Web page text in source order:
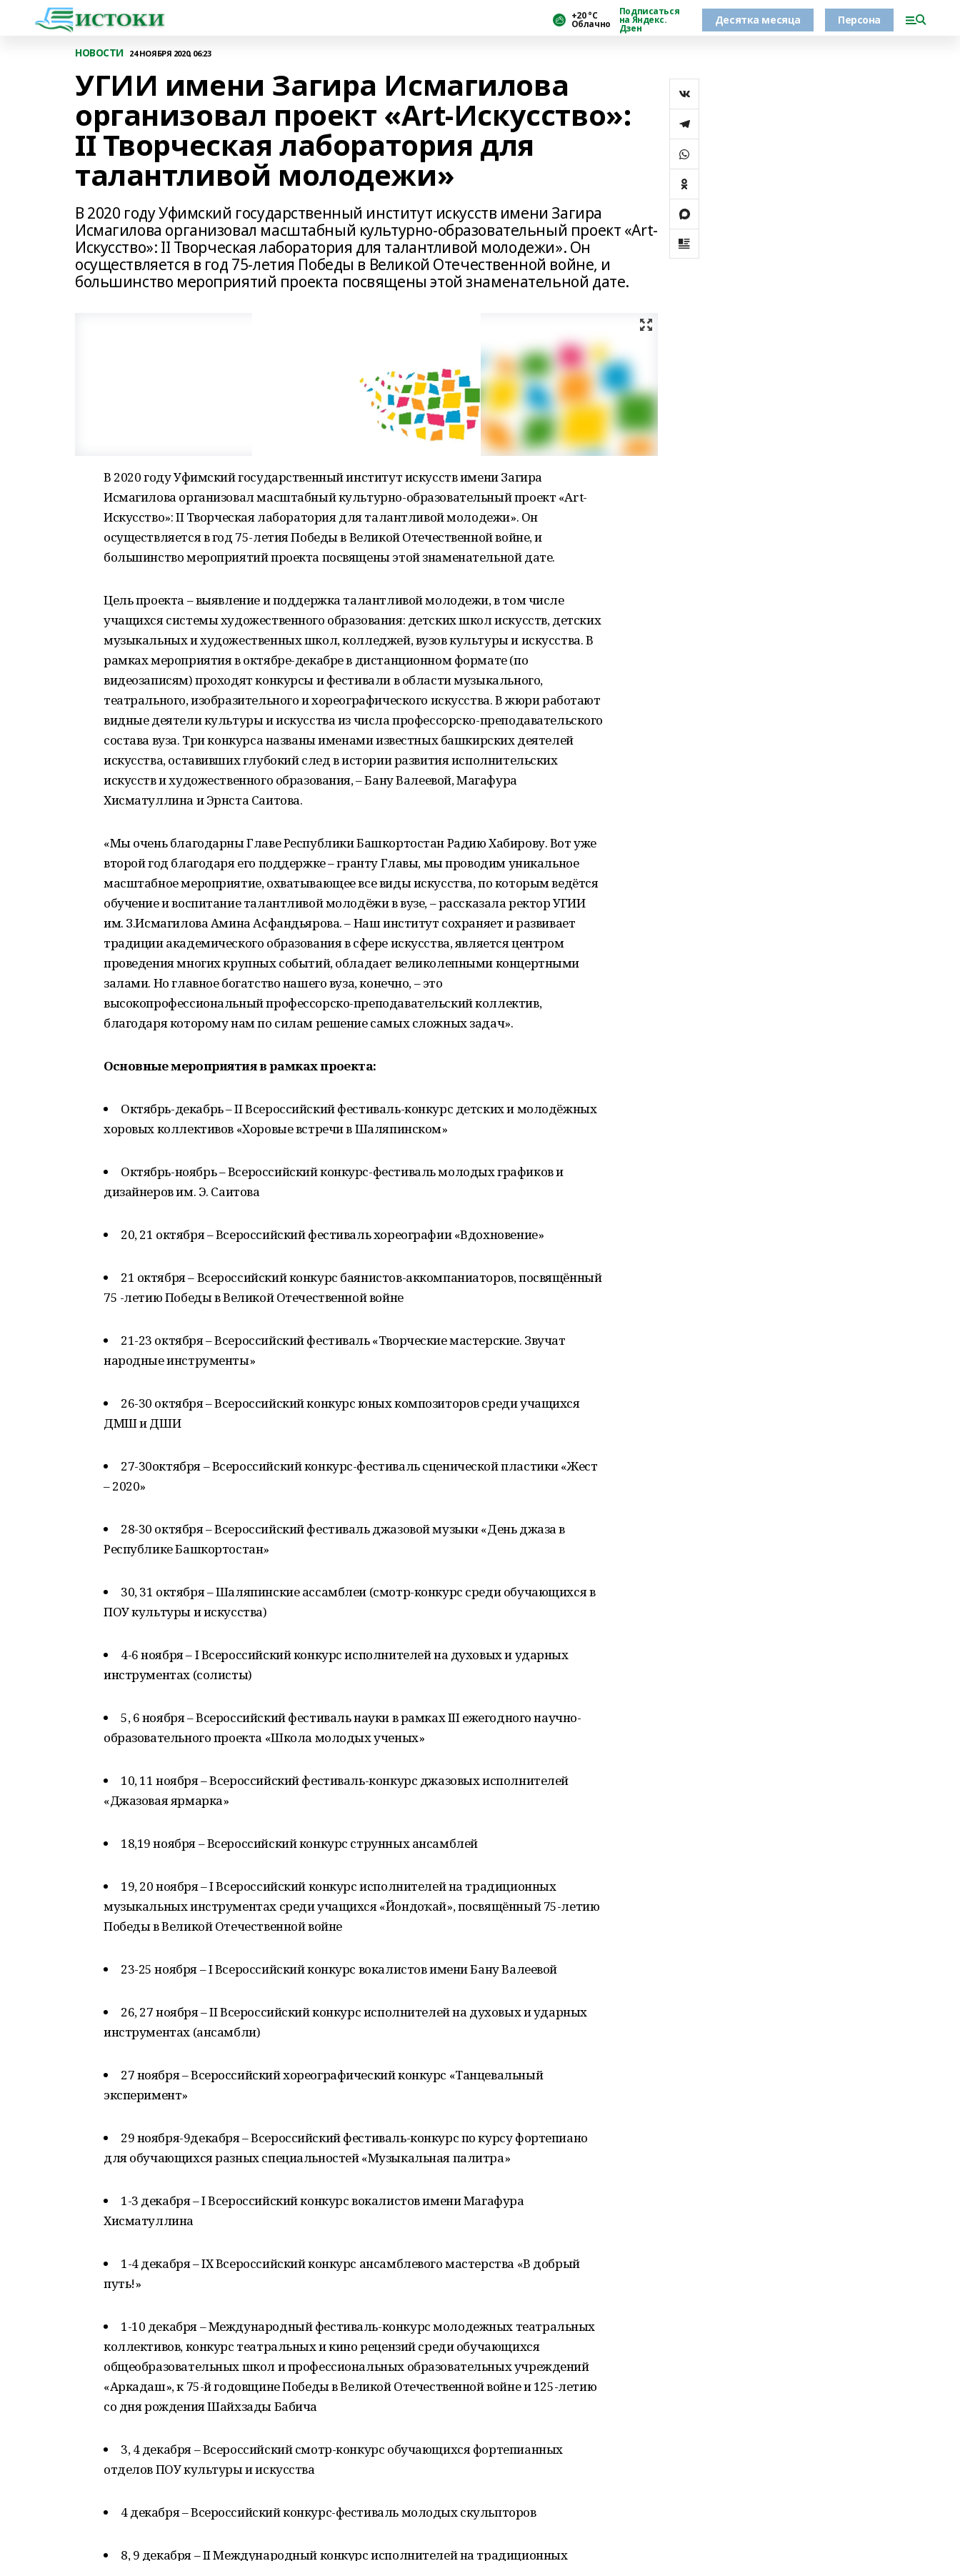
+20 °С
Облачно
Подписаться
на Яндекс.
Дзен
Десятка месяца Персона
НОВОСТИ 24 НОЯБРЯ 2020, 06:23
УГИИ имени Загира Исмагилова
организовал проект «Art-Искусство»:
II Творческая лаборатория для
талантливой молодежи»
В 2020 году Уфимский государственный институт искусств имени Загира
Исмагилова организовал масштабный культурно-образовательный проект «Art-
Искусство»: II Творческая лаборатория для талантливой молодежи». Он
осуществляется в год 75-летия Победы в Великой Отечественной войне, и
большинство мероприятий проекта посвящены этой знаменательной дате.
В 2020 году Уфимский государственный институт искусств имени Загира
Исмагилова организовал масштабный культурно-образовательный проект «Art-
Искусство»: II Творческая лаборатория для талантливой молодежи». Он
осуществляется в год 75-летия Победы в Великой Отечественной войне, и
большинство мероприятий проекта посвящены этой знаменательной дате.
Цель проекта – выявление и поддержка талантливой молодежи, в том числе
учащихся системы художественного образования: детских школ искусств, детских
музыкальных и художественных школ, колледжей, вузов культуры и искусства. В
рамках мероприятия в октябре-декабре в дистанционном формате (по
видеозаписям) проходят конкурсы и фестивали в области музыкального,
театрального, изобразительного и хореографического искусства. В жюри работают
видные деятели культуры и искусства из числа профессорско-преподавательского
состава вуза. Три конкурса названы именами известных башкирских деятелей
искусства, оставивших глубокий след в истории развития исполнительских
искусств и художественного образования, – Бану Валеевой, Магафура
Хисматуллина и Эрнста Саитова.
«Мы очень благодарны Главе Республики Башкортостан Радию Хабирову. Вот уже
второй год благодаря его поддержке – гранту Главы, мы проводим уникальное
масштабное мероприятие, охватывающее все виды искусства, по которым ведётся
обучение и воспитание талантливой молодёжи в вузе, – рассказала ректор УГИИ
им. З.Исмагилова Амина Асфандьярова. – Наш институт сохраняет и развивает
традиции академического образования в сфере искусства, является центром
проведения многих крупных событий, обладает великолепными концертными
залами. Но главное богатство нашего вуза, конечно, – это
высокопрофессиональный профессорско-преподавательский коллектив,
благодаря которому нам по силам решение самых сложных задач».
Основные мероприятия в рамках проекта:
Октябрь-декабрь – II Всероссийский фестиваль-конкурс детских и молодёжных
хоровых коллективов «Хоровые встречи в Шаляпинском»
Октябрь-ноябрь – Всероссийский конкурс-фестиваль молодых графиков и
дизайнеров им. Э. Саитова
20, 21 октября – Всероссийский фестиваль хореографии «Вдохновение»
21 октября – Всероссийский конкурс баянистов-аккомпаниаторов, посвящённый
75 -летию Победы в Великой Отечественной войне
21-23 октября – Всероссийский фестиваль «Творческие мастерские. Звучат
народные инструменты»
26-30 октября – Всероссийский конкурс юных композиторов среди учащихся
ДМШ и ДШИ
27-30октября – Всероссийский конкурс-фестиваль сценической пластики «Жест
– 2020»
28-30 октября – Всероссийский фестиваль джазовой музыки «День джаза в
Республике Башкортостан»
30, 31 октября – Шаляпинские ассамблеи (смотр-конкурс среди обучающихся в
ПОУ культуры и искусства)
4-6 ноября – I Всероссийский конкурс исполнителей на духовых и ударных
инструментах (солисты)
5, 6 ноября – Всероссийский фестиваль науки в рамках III ежегодного научно-
образовательного проекта «Школа молодых ученых»
10, 11 ноября – Всероссийский фестиваль-конкурс джазовых исполнителей
«Джазовая ярмарка»
18,19 ноября – Всероссийский конкурс струнных ансамблей
19, 20 ноября – I Всероссийский конкурс исполнителей на традиционных
музыкальных инструментах среди учащихся «Йондоҙҡай», посвящённый 75-летию
Победы в Великой Отечественной войне
23-25 ноября – I Всероссийский конкурс вокалистов имени Бану Валеевой
26, 27 ноября – II Всероссийский конкурс исполнителей на духовых и ударных
инструментах (ансамбли)
27 ноября – Всероссийский хореографический конкурс «Танцевальный
эксперимент»
29 ноября-9декабря – Всероссийский фестиваль-конкурс по курсу фортепиано
для обучающихся разных специальностей «Музыкальная палитра»
1-3 декабря – I Всероссийский конкурс вокалистов имени Магафура
Хисматуллина
1-4 декабря – IX Всероссийский конкурс ансамблевого мастерства «В добрый
путь!»
1-10 декабря – Международный фестиваль-конкурс молодежных театральных
коллективов, конкурс театральных и кино рецензий среди обучающихся
общеобразовательных школ и профессиональных образовательных учреждений
«Аркадаш», к 75-й годовщине Победы в Великой Отечественной войне и 125-летию
со дня рождения Шайхзады Бабича
3, 4 декабря – Всероссийский смотр-конкурс обучающихся фортепианных
отделов ПОУ культуры и искусства
4 декабря – Всероссийский конкурс-фестиваль молодых скульпторов
8, 9 декабря – II Международный конкурс исполнителей на традиционных